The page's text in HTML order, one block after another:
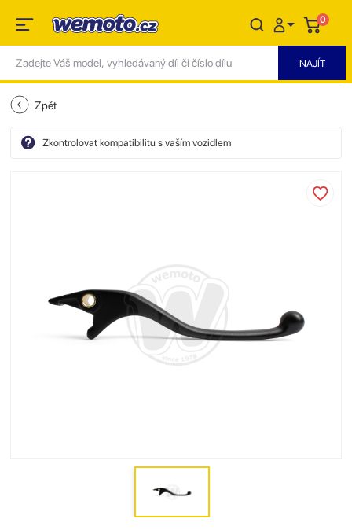
0
Zpět
Zkontrolovat kompatibilitu s vaším vozidlem